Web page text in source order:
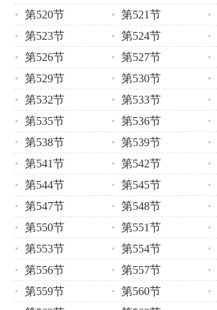
第520节
第521节
第523节
第524节
第526节
第527节
第529节
第530节
第532节
第533节
第535节
第536节
第538节
第539节
第541节
第542节
第544节
第545节
第547节
第548节
第550节
第551节
第553节
第554节
第556节
第557节
第559节
第560节